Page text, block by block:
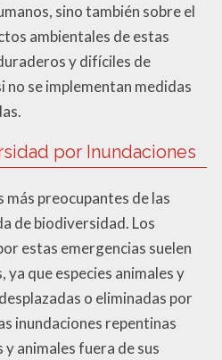
sino también sobre el
ambientales de estas
y difíciles de
se implementan medidas
por Inundaciones
más preocupantes de las
de biodiversidad. Los
estas emergencias suelen
que especies animales y
o eliminadas por
inundaciones repentinas
animales fuera de sus